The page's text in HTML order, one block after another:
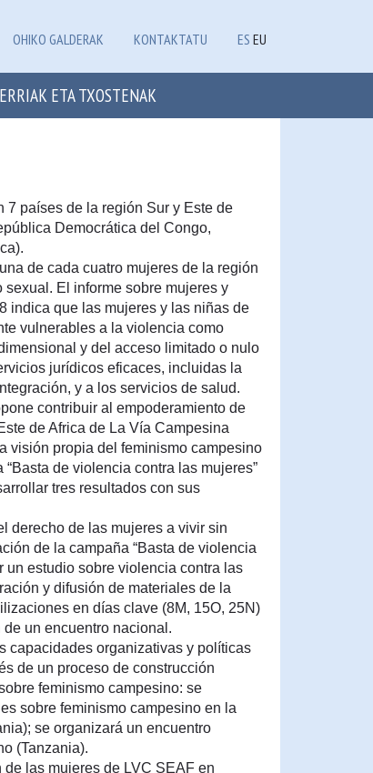
OHIKO GALDERAK KONTAKTATU ES EU
ETA TXOSTENAK
7 países de la región Sur y Este de
Democrática del Congo,
de cada cuatro mujeres de la región
El informe sobre mujeres y
indica que las mujeres y las niñas de
vulnerables a la violencia como
y del acceso limitado o nulo
jurídicos eficaces, incluidas la
y a los servicios de salud.
contribuir al empoderamiento de
de Africa de La Vía Campesina
visión propia del feminismo campesino
de violencia contra las mujeres”
tres resultados con sus
derecho de las mujeres a vivir sin
de la campaña “Basta de violencia
un estudio sobre violencia contra las
y difusión de materiales de la
en días clave (8M, 15O, 25N)
un encuentro nacional.
capacidades organizativas y políticas
de un proceso de construcción
feminismo campesino: se
sobre feminismo campesino en la
se organizará un encuentro
(Tanzania).
las mujeres de LVC SEAF en